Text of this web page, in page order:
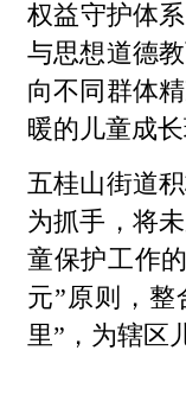
权益守护体
与思想道德
向不同群体
暖的儿童成长
五桂山街道
为抓手，将
童保护工作
元”原则，
里”，为辖区